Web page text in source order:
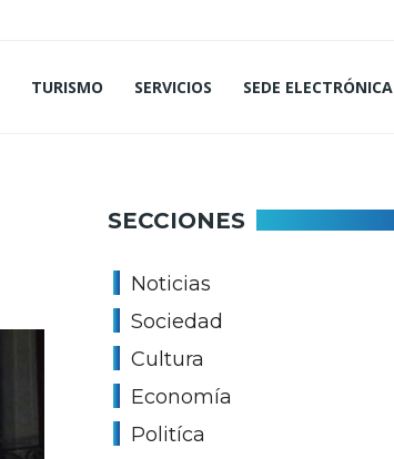
TURISMO SERVICIOS SEDE ELECTRÓNICA
SECCIONES
Noticias
Sociedad
Cultura
Economía
Politíca